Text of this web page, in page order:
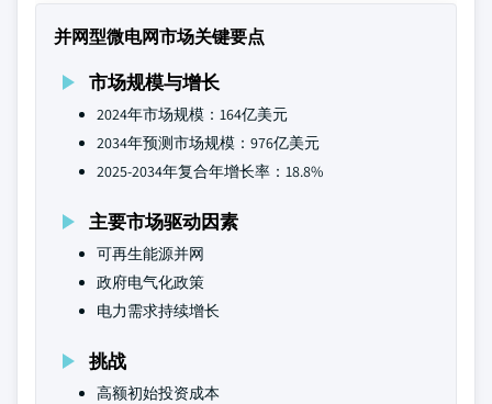
并网型微电网市场关键要点
市场规模与增长
2024年市场规模：164亿美元
2034年预测市场规模：976亿美元
2025-2034年复合年增长率：18.8%
主要市场驱动因素
可再生能源并网
政府电气化政策
电力需求持续增长
挑战
高额初始投资成本